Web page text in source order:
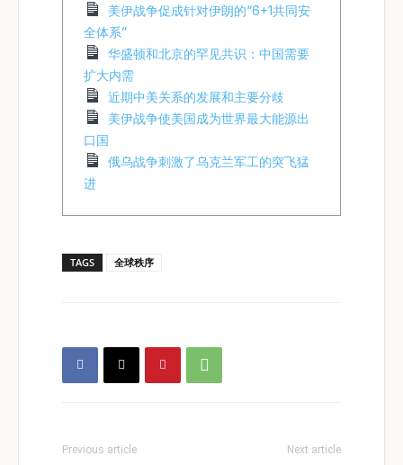
美伊战争促成针对伊朗的“6+1共同安
全体系”
华盛顿和北京的罕见共识：中国需要
扩大内需
近期中美关系的发展和主要分歧
美伊战争使美国成为世界最大能源出
口国
俄乌战争刺激了乌克兰军工的突飞猛
进
TAGS 全球秩序
Previous article Next article